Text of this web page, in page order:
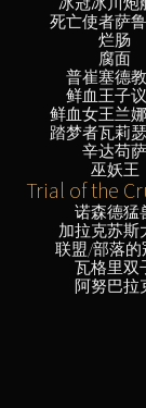
死亡使者萨
烂肠
腐面
普崔塞德
鲜血王子
鲜血女王兰
踏梦者瓦莉
辛达苟萨
巫妖王
Trial of the
诺森德猛
加拉克苏斯
联盟/部落的
瓦格里双
阿努巴拉